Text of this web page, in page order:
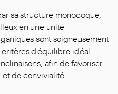
sa structure monocoque,
en une unité
sont soigneusement
d'équilibre idéal
afin de favoriser
de convivialité.